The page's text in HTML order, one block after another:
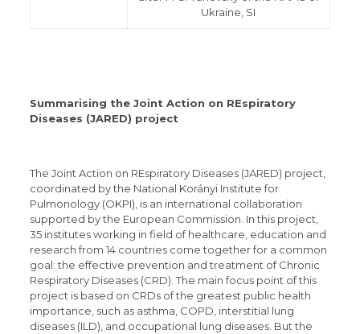
Ukraine, SI
Summarising the Joint Action on REspiratory
Diseases (JARED) project
The Joint Action on REspiratory Diseases (JARED) project,
coordinated by the National Korányi Institute for
Pulmonology (OKPI), is an international collaboration
supported by the European Commission. In this project,
35 institutes working in field of healthcare, education and
research from 14 countries come together for a common
goal: the effective prevention and treatment of Chronic
Respiratory Diseases (CRD). The main focus point of this
project is based on CRDs of the greatest public health
importance, such as asthma, COPD, interstitial lung
diseases (ILD), and occupational lung diseases. But the